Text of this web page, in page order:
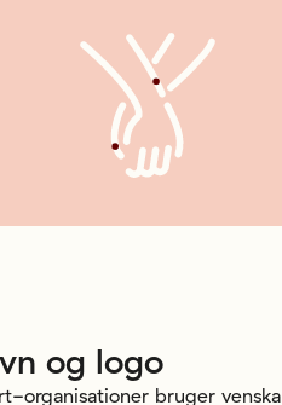
og logo
organisationer bruger